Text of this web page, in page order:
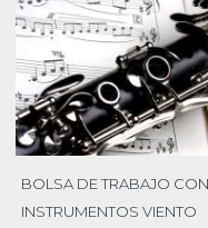
BOLSA DE TRABAJO
INSTRUMENTOS VIENTO